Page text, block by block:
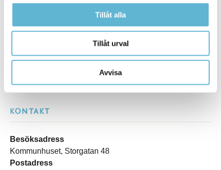
Tillåt alla
Tillåt urval
Avvisa
KONTAKT
Besöksadress
Kommunhuset, Storgatan 48
Postadress